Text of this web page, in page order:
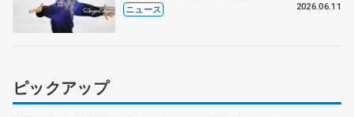
ニュース 2026.06.11
ピックアップ